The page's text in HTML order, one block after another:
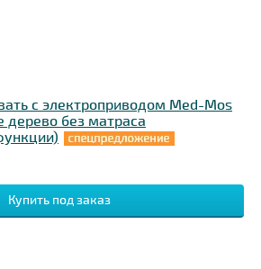
c электроприводом Med-Mos
дерево без матраса